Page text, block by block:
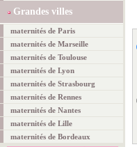
Grandes villes
maternités de Paris
maternités de Marseille
maternités de Toulouse
maternités de Lyon
maternités de Strasbourg
maternités de Rennes
maternités de Nantes
maternités de Lille
maternités de Bordeaux